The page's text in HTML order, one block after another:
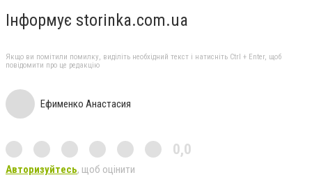
Інформує storinka.com.ua
Якщо ви помітили помилку, виділіть необхідний текст і натисніть Ctrl + Enter, щоб
повідомити про це редакцію
Ефименко Анастасия
0,0
Авторизуйтесь, щоб оцінити